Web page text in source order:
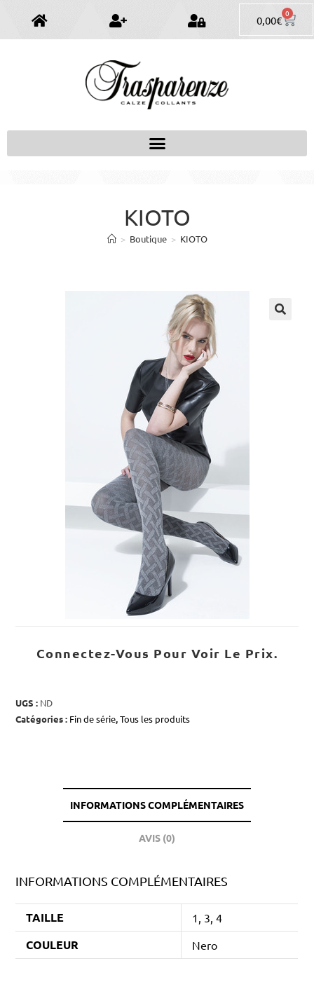
0,00€ 0
KIOTO
> Boutique > KIOTO
Connectez-Vous Pour Voir Le Prix.
UGS : ND
Catégories : Fin de série,Tous les produits
INFORMATIONS COMPLÉMENTAIRES
AVIS (0)
INFORMATIONS COMPLÉMENTAIRES
TAILLE 1, 3, 4
COULEUR Nero